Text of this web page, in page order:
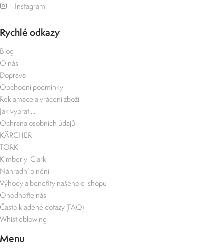
Instagram
Rychlé odkazy
Blog
O nás
Doprava
Obchodní podmínky
Reklamace a vrácení zboží
Jak vybrat ...
Ochrana osobních údajů
KÄRCHER
TORK
Kimberly-Clark
Náhradní plnění
Výhody a benefity našeho e-shopu
Ohodnoťte nás
Často kladené dotazy (FAQ)
Whistleblowing
Menu